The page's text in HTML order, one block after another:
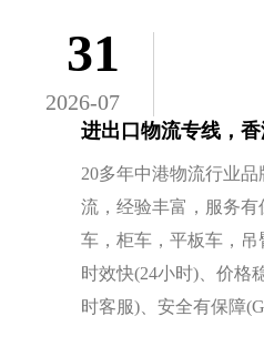
31
2026-07
进出口物流专线，
20多年中港物流行业
流，经验丰富，服务
车，柜车，平板车，
时效快(24小时)、价格
时客服)、安全有保障